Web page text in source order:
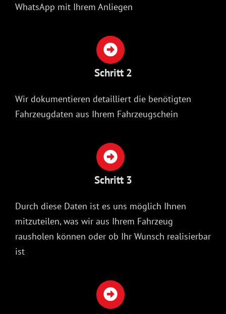
WhatsApp mit Ihrem Anliegen
Schritt 2
Wir dokumentieren detailliert die benötigten
Fahrzeugdaten aus Ihrem Fahrzeugschein
Schritt 3
Durch diese Daten ist es uns möglich Ihnen
mitzuteilen, was wir aus Ihrem Fahrzeug
rausholen können oder ob Ihr Wunsch realisierbar
ist